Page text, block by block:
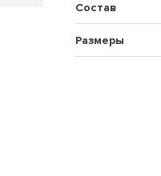
Состав
Размеры